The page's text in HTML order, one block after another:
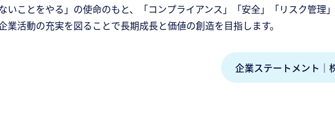
ことをやる」の使命のもと、「コンプライアンス」「安全」「リスク管理
活動の充実を図ることで長期成長と価値の創造を目指します。
企業ステートメント｜